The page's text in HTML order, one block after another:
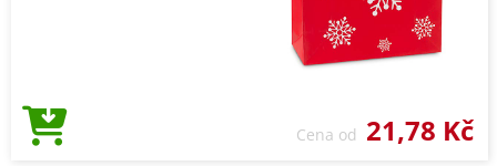
Cena od 21,78 Kč